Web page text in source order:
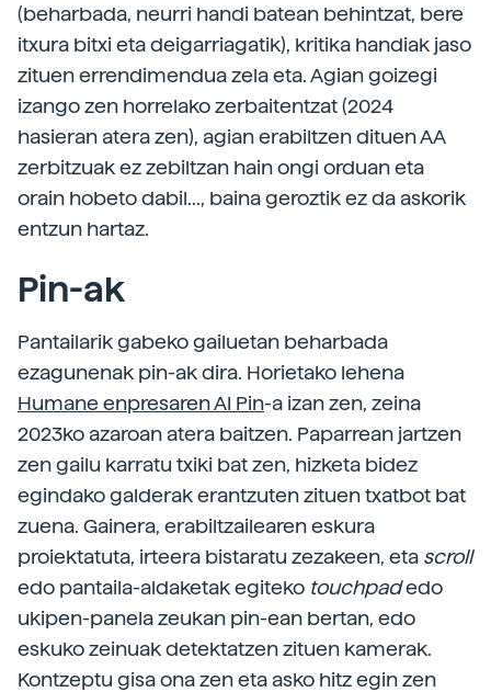
(beharbada, neurri handi batean behintzat, bere
itxura bitxi eta deigarriagatik), kritika handiak jaso
zituen errendimendua zela eta. Agian goizegi
izango zen horrelako zerbaitentzat (2024
hasieran atera zen), agian erabiltzen dituen AA
zerbitzuak ez zebiltzan hain ongi orduan eta
orain hobeto dabil..., baina geroztik ez da askorik
entzun hartaz.
Pin-ak
Pantailarik gabeko gailuetan beharbada
ezagunenak pin-ak dira. Horietako lehena
Humane enpresaren AI Pin-a izan zen, zeina
2023ko azaroan atera baitzen. Paparrean jartzen
zen gailu karratu txiki bat zen, hizketa bidez
egindako galderak erantzuten zituen txatbot bat
zuena. Gainera, erabiltzailearen eskura
proiektatuta, irteera bistaratu zezakeen, eta scroll
edo pantaila-aldaketak egiteko touchpadedo
ukipen-panela zeukan pin-ean bertan, edo
eskuko zeinuak detektatzen zituen kamerak.
Kontzeptu gisa ona zen eta asko hitz egin zen